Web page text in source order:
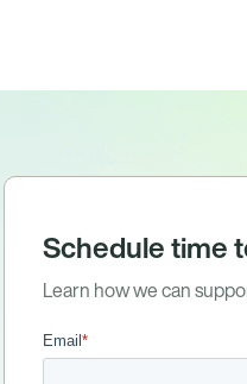
Schedule time
Learn how we can